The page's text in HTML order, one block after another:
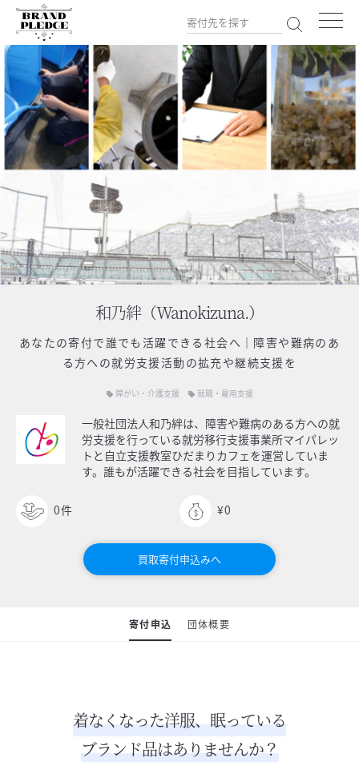
和乃絆（Wanokizuna.）
あなたの寄付で誰でも活躍できる社会へ│障害や難病のあ
る方への就労支援活動の拡充や継続支援を
local_offer 障がい・介護支援 local_offer 就職・雇用支援
一般社団法人和乃絆は、障害や難病のある方への就
労支援を行っている就労移行支援事業所マイパレッ
トと自立支援教室ひだまりカフェを運営していま
す。誰もが活躍できる社会を目指しています。
0件 ¥0
買取寄付申込みへ
寄付申込 団体概要
着なくなった洋服、眠っている
ブランド品はありませんか？